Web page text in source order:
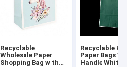
Recyclable
Wholesale Paper
Shopping Bag with
Recyclable
Paper Bags
Handle White